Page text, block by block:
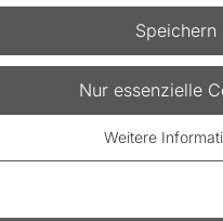
statt Reaktion
Speichern
Nur essenzielle
Weitere